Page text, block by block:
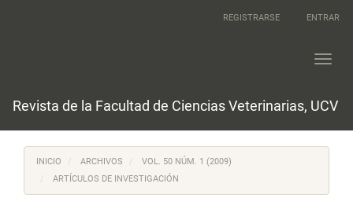
REGISTRARSE ENTRAR
Revista de la Facultad de Ciencias Veterinarias, UCV
INICIO ARCHIVOS
VOL. 50 NÚM. 1 (2009)
ARTÍCULOS DE INVESTIGACIÓN